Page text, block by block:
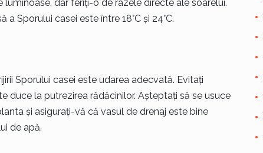
dar feriți-o de razele directe ale soarelui.
Sporului casei este între 18°C și 24°C.
Sporului casei este udarea adecvată. Evitați
duce la putrezirea rădăcinilor. Așteptați să se usuce
și asigurați-vă că vasul de drenaj este bine
de apă.